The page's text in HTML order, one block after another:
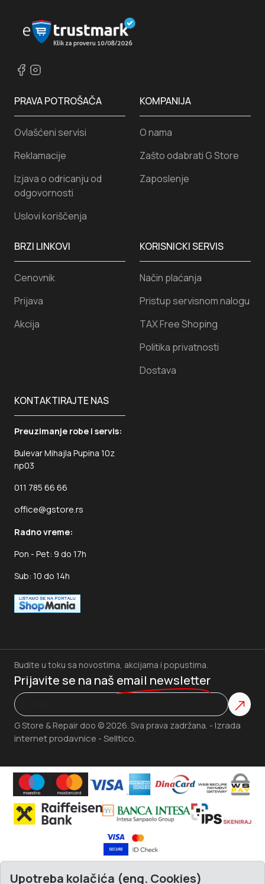
KORISNICKI SERVIS
Način plaćanja
Pristup servisnom nalogu
TAX Free Shoping
Politika privatnosti
Dostava
PRAVA POTROŠAČA
Ovlašćeni servisi
Reklamacije
Izjava o odricanju od
odgovornosti
Uslovi koriščenja
KONTAKTIRAJTE NAS
Preuzimanje robe i servis:
Bulevar Mihajla Pupina 10z
np03
011 785 66 66
office@gstore.rs
Radno vreme:
Pon - Pet: 9 do 17h
Sub: 10 do 14h
KOMPANIJA
O nama
Zašto odabrati G Store
Zaposlenje
BRZI LINKOVI
Cenovnik
Prijava
Akcija
G Store & Repair doo © 2026. Sva prava zadržana. - Izrada
internet prodavnice - Selltico.
Budite u toku sa novostima, akcijama i popustima.
Prijavite se na naš email newsletter
Upotreba kolačića (eng. Cookies)